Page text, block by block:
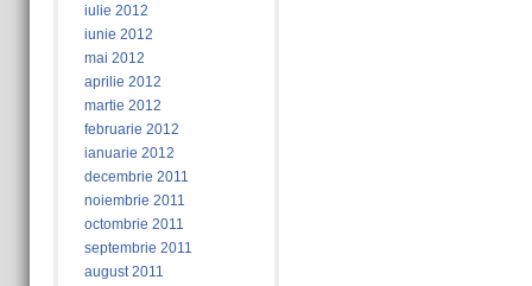
iulie 2012
iunie 2012
mai 2012
aprilie 2012
martie 2012
februarie 2012
ianuarie 2012
decembrie 2011
noiembrie 2011
octombrie 2011
septembrie 2011
august 2011